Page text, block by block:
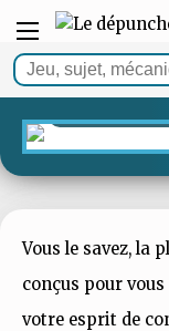
GUIDE
Les
Vous le savez, la
conçus pour
votre esprit de